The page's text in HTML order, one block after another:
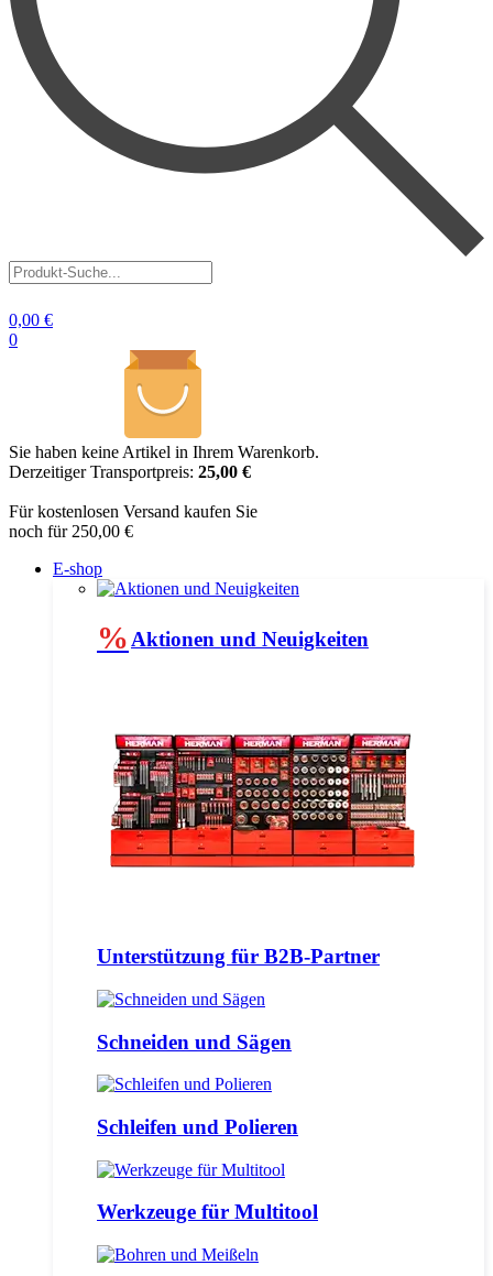
Produkt-
Suche...
0,00 €
0
Sie haben keine Artikel in Ihrem Warenkorb.
Derzeitiger Transportpreis: 25,00 €
Für kostenlosen Versand kaufen Sie
noch für 250,00 €
E-shop
% Aktionen und Neuigkeiten
Unterstützung für B2B-Partner
Schneiden und Sägen
Schleifen und Polieren
Werkzeuge für Multitool